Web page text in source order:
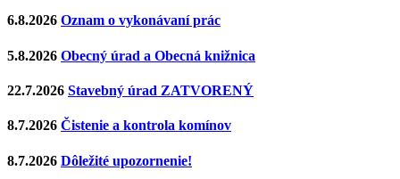
6.8.2026 Oznam o vykonávaní prác
5.8.2026 Obecný úrad a Obecná knižnica
22.7.2026 Stavebný úrad ZATVORENÝ
8.7.2026 Čistenie a kontrola komínov
8.7.2026 Dôležité upozornenie!